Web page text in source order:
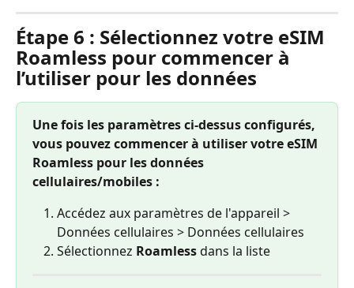
Étape 6 : Sélectionnez votre eSIM
Roamless pour commencer à
l’utiliser pour les données
Une fois les paramètres ci-dessus configurés,
vous pouvez commencer à utiliser votre eSIM
Roamless pour les données
cellulaires/mobiles :
Accédez aux paramètres de l'appareil >
Données cellulaires > Données cellulaires
Sélectionnez Roamless dans la liste